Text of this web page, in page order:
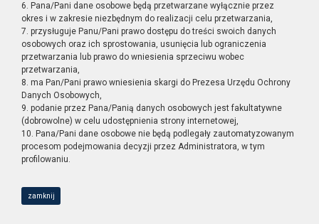
6. Pana/Pani dane osobowe będą przetwarzane wyłącznie przez
okres i w zakresie niezbędnym do realizacji celu przetwarzania,
7. przysługuje Panu/Pani prawo dostępu do treści swoich danych
osobowych oraz ich sprostowania, usunięcia lub ograniczenia
przetwarzania lub prawo do wniesienia sprzeciwu wobec
przetwarzania,
8. ma Pan/Pani prawo wniesienia skargi do Prezesa Urzędu Ochrony
Danych Osobowych,
9. podanie przez Pana/Panią danych osobowych jest fakultatywne
(dobrowolne) w celu udostępnienia strony internetowej,
10. Pana/Pani dane osobowe nie będą podlegały zautomatyzowanym
procesom podejmowania decyzji przez Administratora, w tym
profilowaniu.
zamknij